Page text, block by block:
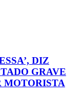
DIZ
GRAVE
MOTORISTA